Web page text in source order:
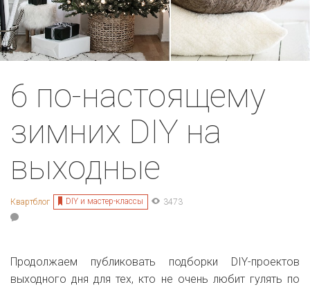
6 по-настоящему
зимних DIY на
выходные
Квартблог DIY и мастер-классы 3473
Продолжаем публиковать подборки DIY-проектов
выходного дня для тех, кто не очень любит гулять по